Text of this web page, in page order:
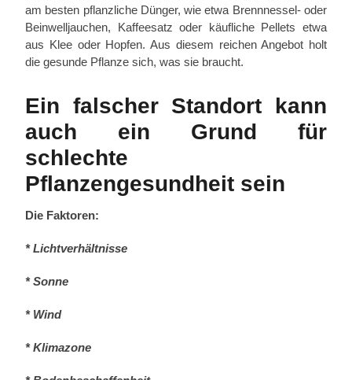
am besten pflanzliche Dünger, wie etwa Brennnessel- oder
Beinwelljauchen, Kaffeesatz oder käufliche Pellets etwa
aus Klee oder Hopfen. Aus diesem reichen Angebot holt
die gesunde Pflanze sich, was sie braucht.
Ein falscher Standort kann
auch ein Grund für
schlechte
Pflanzengesundheit sein
Die Faktoren:
* Lichtverhältnisse
* Sonne
* Wind
* Klimazone